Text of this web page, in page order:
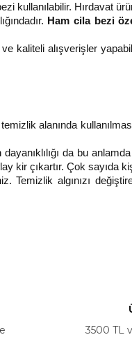
kullanılabilir. Hırdavat
Ham cila bezi
kaliteli alışverişler
alanında
da bu
kir çıkartır. Çok sayıda
Temizlik algınızı
3500 TL